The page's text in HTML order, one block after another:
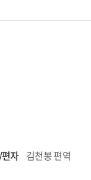
자 김천봉 편역